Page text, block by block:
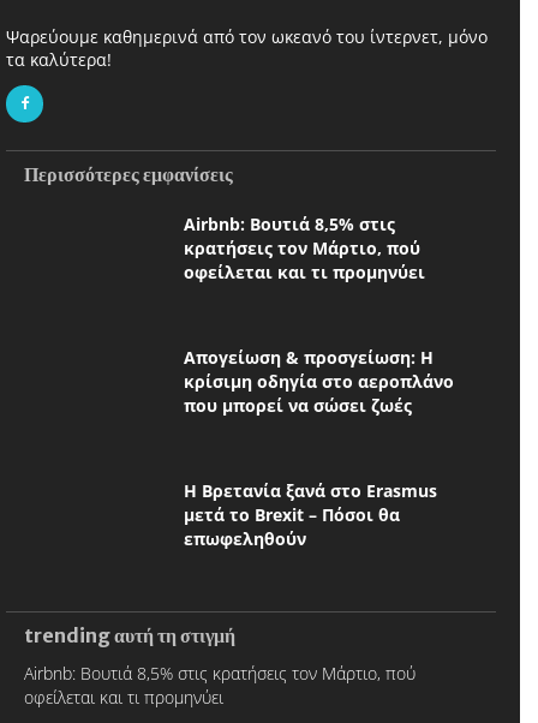
Ψαρεύουμε καθημερινά από τον ωκεανό του ίντερνετ, μόνο
τα καλύτερα!
Περισσότερες εμφανίσεις
Airbnb: Βουτιά 8,5% στις
κρατήσεις τον Μάρτιο, πού
οφείλεται και τι προμηνύει
Απογείωση & προσγείωση: Η
κρίσιμη οδηγία στο αεροπλάνο
που μπορεί να σώσει ζωές
Η Βρετανία ξανά στο Erasmus
μετά το Brexit – Πόσοι θα
επωφεληθούν
trending αυτή τη στιγμή
Airbnb: Βουτιά 8,5% στις κρατήσεις τον Μάρτιο, πού
οφείλεται και τι προμηνύει